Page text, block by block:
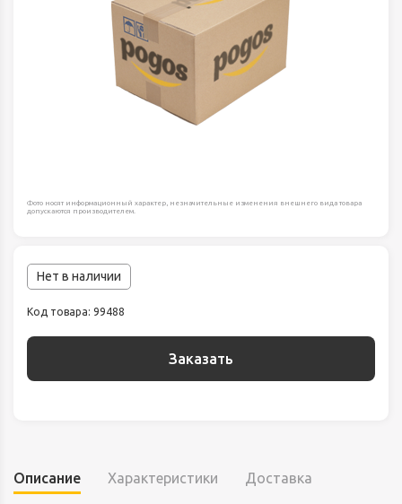
Фото носят информационный характер, незначительные изменения внешнего вида товара
допускаются производителем.
Нет в наличии
Код товара: 99488
Заказать
Описание Характеристики Доставка